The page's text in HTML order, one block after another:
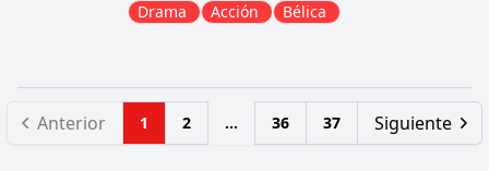
Drama Acción Bélica
Anterior 1 2 ... 36 37 Siguiente